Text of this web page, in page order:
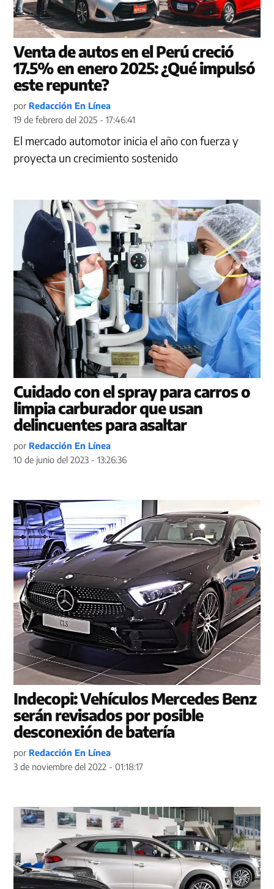
Venta de autos en el Perú creció
17.5% en enero 2025: ¿Qué impulsó
este repunte?
por Redacción En Línea
19 de febrero del 2025 - 17:46:41
El mercado automotor inicia el año con fuerza y
proyecta un crecimiento sostenido
Cuidado con el spray para carros o
limpia carburador que usan
delincuentes para asaltar
por Redacción En Línea
10 de junio del 2023 - 13:26:36
Indecopi: Vehículos Mercedes Benz
serán revisados por posible
desconexión de batería
por Redacción En Línea
3 de noviembre del 2022 - 01:18:17